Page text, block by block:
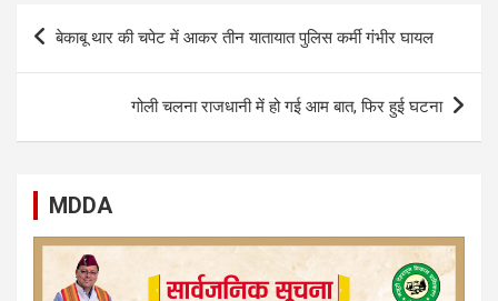
Post
navigation
बेकाबू थार की चपेट में आकर तीन यातायात पुलिस कर्मी गंभीर घायल
गोली चलना राजधानी में हो गई आम बात, फिर हुई घटना
MDDA